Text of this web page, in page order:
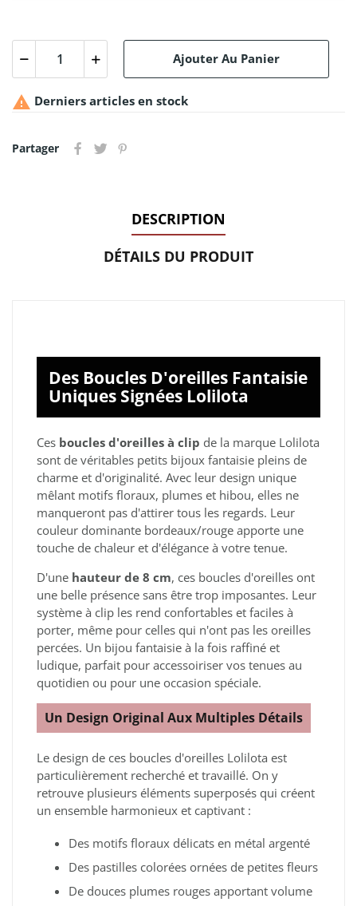
Ajouter Au Panier
 Derniers articles en stock
Partager
DESCRIPTION
DÉTAILS DU PRODUIT
Des Boucles D'oreilles Fantaisie
Uniques Signées Lolilota
Ces boucles d'oreilles à clip de la marque Lolilota
sont de véritables petits bijoux fantaisie pleins de
charme et d'originalité. Avec leur design unique
mêlant motifs floraux, plumes et hibou, elles ne
manqueront pas d'attirer tous les regards. Leur
couleur dominante bordeaux/rouge apporte une
touche de chaleur et d'élégance à votre tenue.
D'une hauteur de 8 cm, ces boucles d'oreilles ont
une belle présence sans être trop imposantes. Leur
système à clip les rend confortables et faciles à
porter, même pour celles qui n'ont pas les oreilles
percées. Un bijou fantaisie à la fois raffiné et
ludique, parfait pour accessoiriser vos tenues au
quotidien ou pour une occasion spéciale.
Un Design Original Aux Multiples Détails
Le design de ces boucles d'oreilles Lolilota est
particulièrement recherché et travaillé. On y
retrouve plusieurs éléments superposés qui créent
un ensemble harmonieux et captivant :
Des motifs floraux délicats en métal argenté
Des pastilles colorées ornées de petites fleurs
De douces plumes rouges apportant volume